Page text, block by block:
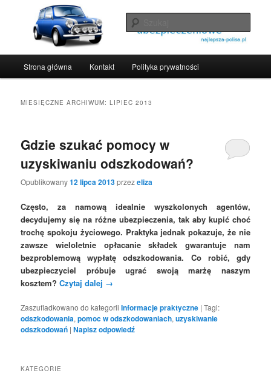
Najlepsze polisy ubezpieczeniowe
Blog opisujący różne oferty ubezpieczeniowe
główne
Przeskocz
Przeskocz
Strona główna Kontakt Polityka prywatności
MIESIĘCZNE ARCHIWUM:LIPIEC 2013
Gdzie szukać pomocy w
uzyskiwaniu odszkodowań?
Opublikowany12 lipca 2013przezeliza
Często, za namową idealnie wyszkolonych agentów,
decydujemy się na różne ubezpieczenia, tak aby kupić choć
trochę spokoju życiowego. Praktyka jednak pokazuje, że nie
zawsze wieloletnie opłacanie składek gwarantuje nam
bezproblemową wypłatę odszkodowania. Co robić, gdy
ubezpieczyciel próbuje ugrać swoją marżę naszym
kosztem?Czytaj dalej →
Zaszufladkowano do kategorii Informacje praktyczne |Tagi:
odszkodowania,pomoc w odszkodowaniach,uzyskiwanie
odszkodowań |Napisz odpowiedź
KATEGORIE